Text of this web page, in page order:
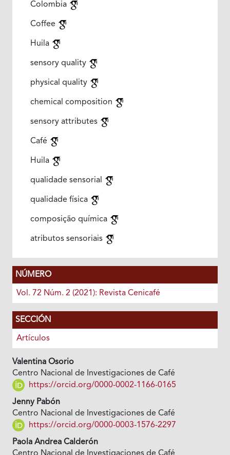
Colombia
Coffee
Huila
sensory quality
physical quality
chemical composition
sensory attributes
Café
Huila
qualidade sensorial
qualidade física
composição química
atributos sensoriais
NÚMERO
Vol. 72 Núm. 2 (2021): Revista Cenicafé
SECCIÓN
Artículos
Valentina Osorio
Centro Nacional de Investigaciones de Café
https://orcid.org/0000-0002-1166-0165
Jenny Pabón
Centro Nacional de Investigaciones de Café
https://orcid.org/0000-0003-1576-2297
Paola Andrea Calderón